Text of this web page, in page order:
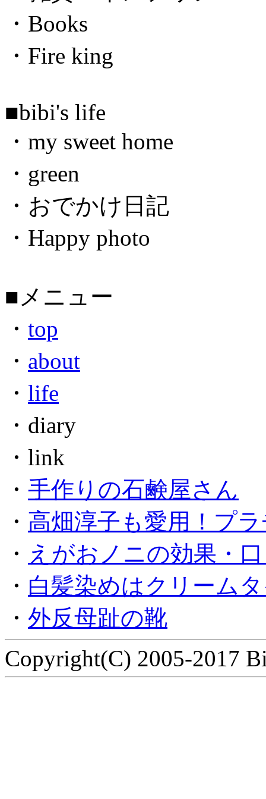
・Books
・Fire king
■bibi's life
・my sweet home
・green
・おでかけ日記
・Happy photo
■メニュー
・ top
・ about
・ life
・diary
・link
・ 手作りの石鹸屋さん
・ 高畑淳子も愛用！プ
・ えがおノニの効果・
・ 白髪染めはクリーム
・ 外反母趾の靴
Copyright(C) 2005-2017